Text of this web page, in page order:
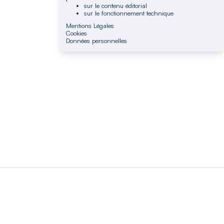
sur le contenu éditorial
sur le fonctionnement technique
Mentions Légales
Cookies
Données personnelles